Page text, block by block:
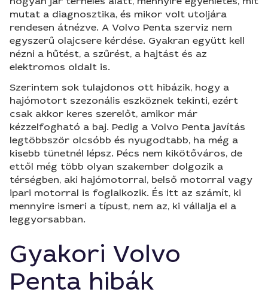
mutat a diagnosztika, és mikor volt utoljára
rendesen átnézve. A Volvo Penta szerviz nem
egyszerű olajcsere kérdése. Gyakran együtt kell
nézni a hűtést, a szűrést, a hajtást és az
elektromos oldalt is.
Szerintem sok tulajdonos ott hibázik, hogy a
hajómotort szezonális eszköznek tekinti, ezért
csak akkor keres szerelőt, amikor már
kézzelfogható a baj. Pedig a Volvo Penta javítás
legtöbbször olcsóbb és nyugodtabb, ha még a
kisebb tünetnél lépsz. Pécs nem kikötőváros, de
ettől még több olyan szakember dolgozik a
térségben, aki hajómotorral, belső motorral vagy
ipari motorral is foglalkozik. És itt az számít, ki
mennyire ismeri a típust, nem az, ki vállalja el a
leggyorsabban.
Gyakori Volvo
Penta hibák